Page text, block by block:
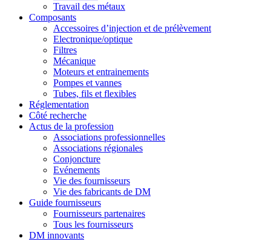
Travail des métaux
Composants
Accessoires d’injection et de prélèvement
Electronique/optique
Filtres
Mécanique
Moteurs et entrainements
Pompes et vannes
Tubes, fils et flexibles
Réglementation
Côté recherche
Actus de la profession
Associations professionnelles
Associations régionales
Conjoncture
Evénements
Vie des fournisseurs
Vie des fabricants de DM
Guide fournisseurs
Fournisseurs partenaires
Tous les fournisseurs
DM innovants